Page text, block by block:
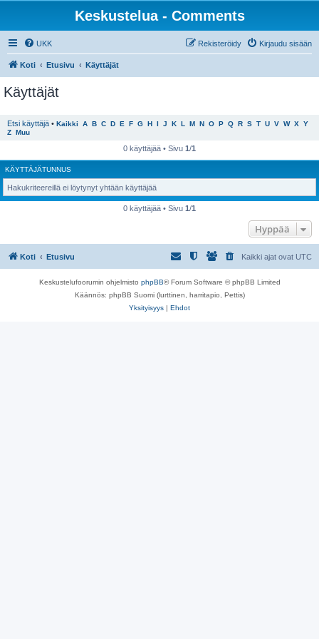
Keskustelua - Comments
UKK Kirjaudu sisään
Rekisteröidy
Koti Etusivu Käyttäjät
Käyttäjät
Etsi käyttäjä • Kaikki A B C D E F G H I J K L M N O P Q R S T U V W X Y
Z Muu
0 käyttäjää • Sivu 1/1
KÄYTTÄJÄTUNNUS
Hakukriteereillä ei löytynyt yhtään käyttäjää
0 käyttäjää • Sivu 1/1
Hyppää
Koti Etusivu Kaikki ajat ovat UTC
Keskustelufoorumin ohjelmisto phpBB® Forum Software © phpBB Limited
Käännös: phpBB Suomi (lurttinen, harritapio, Pettis)
Yksityisyys | Ehdot